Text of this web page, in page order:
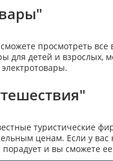
просмотреть
для детей и взрослых,
туристические
ценам. Если у вас
порадует и вы сможете